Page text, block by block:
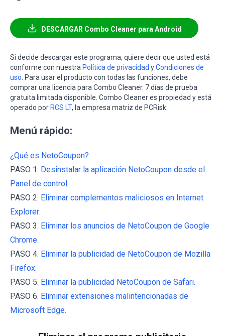
DESCARGAR Combo Cleaner para Android
Si decide descargar este programa, quiere decir que usted está
conforme con nuestra Política de privacidad yCondiciones de
uso . Para usar el producto con todas las funciones, debe
comprar una licencia para Combo Cleaner. 7 días de prueba
gratuita limitada disponible. Combo Cleaner es propiedad y está
operado por RCS LT, la empresa matriz de PCRisk.
Menú rápido:
¿Qué es NetoCoupon?
PASO 1. Desinstalar la aplicación NetoCoupon desde el
Panel de control.
PASO 2. Eliminar complementos maliciosos en Internet
Explorer:
PASO 3. Eliminar los anuncios de NetoCoupon de Google
Chrome.
PASO 4. Eliminar la publicidad de NetoCoupon de Mozilla
Firefox.
PASO 5. Eliminar la publicidad NetoCoupon de Safari.
PASO 6. Eliminar extensiones malintencionadas de
Microsoft Edge.